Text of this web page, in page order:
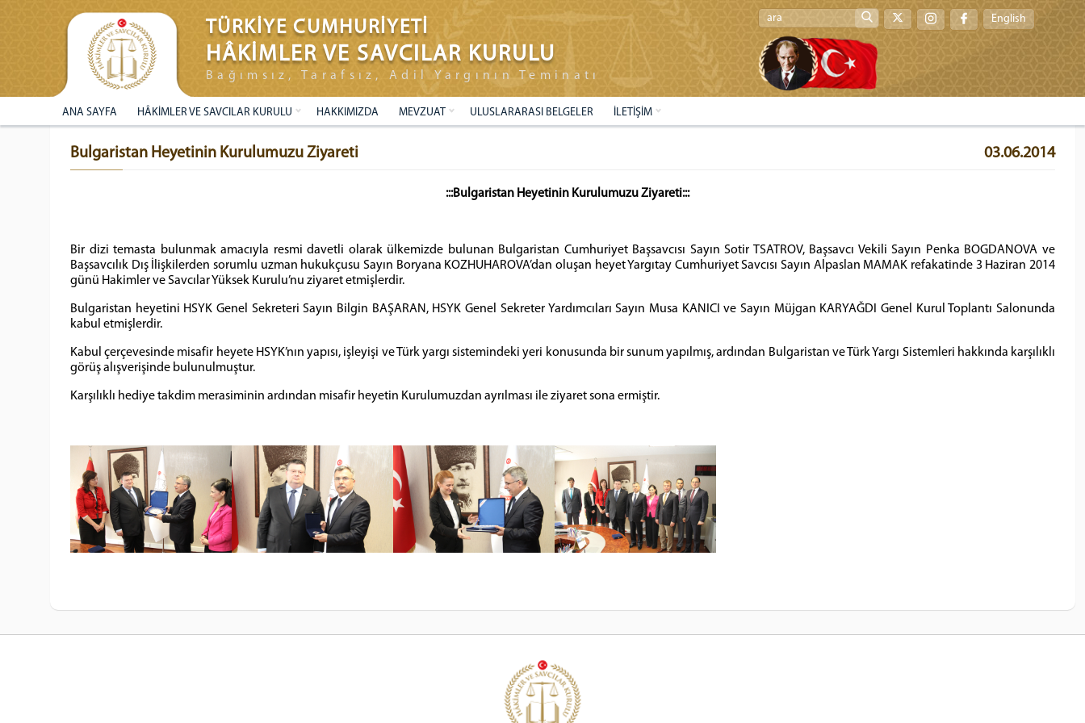
TÜRKİYE CUMHURİYETİ
HÂKİMLER VE SAVCILAR KURULU
Bağımsız, Tarafsız, Adil Yargının Teminatı
English
ANA SAYFA HÂKİMLER VE SAVCILAR KURULU HAKKIMIZDA MEVZUAT ULUSLARARASI BELGELER İLETİŞİM
Bulgaristan Heyetinin Kurulumuzu Ziyareti 03.06.2014
:::Bulgaristan Heyetinin Kurulumuzu Ziyareti:::
Bir dizi temasta bulunmak amacıyla resmi davetli olarak ülkemizde bulunan Bulgaristan Cumhuriyet Başsavcısı Sayın Sotir TSATROV, Başsavcı Vekili Sayın Penka BOGDANOVA ve
Başsavcılık Dış İlişkilerden sorumlu uzman hukukçusu Sayın Boryana KOZHUHAROVA’dan oluşan heyet Yargıtay Cumhuriyet Savcısı Sayın Alpaslan MAMAK refakatinde 3 Haziran 2014
günü Hakimler ve Savcılar Yüksek Kurulu’nu ziyaret etmişlerdir.
Bulgaristan heyetini HSYK Genel Sekreteri Sayın Bilgin BAŞARAN, HSYK Genel Sekreter Yardımcıları Sayın Musa KANICI ve Sayın Müjgan KARYAĞDI Genel Kurul Toplantı Salonunda
kabul etmişlerdir.
Kabul çerçevesinde misafir heyete HSYK’nın yapısı, işleyişi ve Türk yargı sistemindeki yeri konusunda bir sunum yapılmış, ardından Bulgaristan ve Türk Yargı Sistemleri hakkında karşılıklı
görüş alışverişinde bulunulmuştur.
Karşılıklı hediye takdim merasiminin ardından misafir heyetin Kurulumuzdan ayrılması ile ziyaret sona ermiştir.